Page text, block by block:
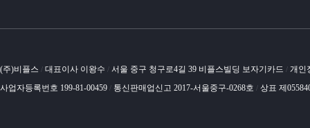
(주)비플스 / 대표이사 이왕수 / 서울 중구 청구로4길 39 비플스빌딩 보자기카드 / 개인
사업자등록번호 199-81-00459 / 통신판매업신고 2017-서울중구-0268호 / 상표 제